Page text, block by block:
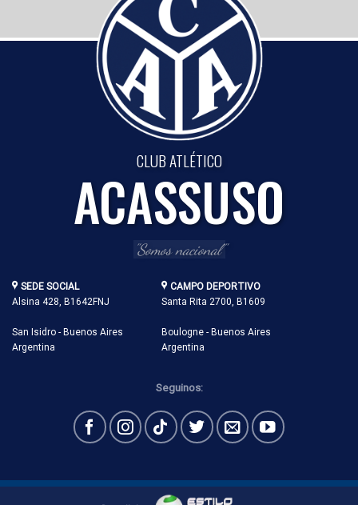
CLUB ATLÉTICO
ACASSUSO
"Somos nacional"
SEDE SOCIAL
Alsina 428, B1642FNJ
San Isidro - Buenos Aires
Argentina
CAMPO DEPORTIVO
Santa Rita 2700, B1609
Boulogne - Buenos Aires
Argentina
Seguinos: